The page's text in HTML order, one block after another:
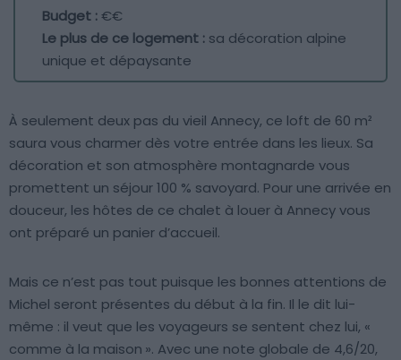
Budget :€€
Le plus de ce logement : sa décoration alpine
unique et dépaysante
À seulement deux pas du vieil Annecy, ce loft de 60 m²
saura vous charmer dès votre entrée dans les lieux. Sa
décoration et son atmosphère montagnarde vous
promettent un séjour 100 % savoyard. Pour une arrivée en
douceur, les hôtes de ce chalet à louer à Annecy vous
ont préparé un panier d’accueil.
Mais ce n’est pas tout puisque les bonnes attentions de
Michel seront présentes du début à la fin. Il le dit lui-
même : il veut que les voyageurs se sentent chez lui, «
comme à la maison ». Avec une note globale de 4,6/20,